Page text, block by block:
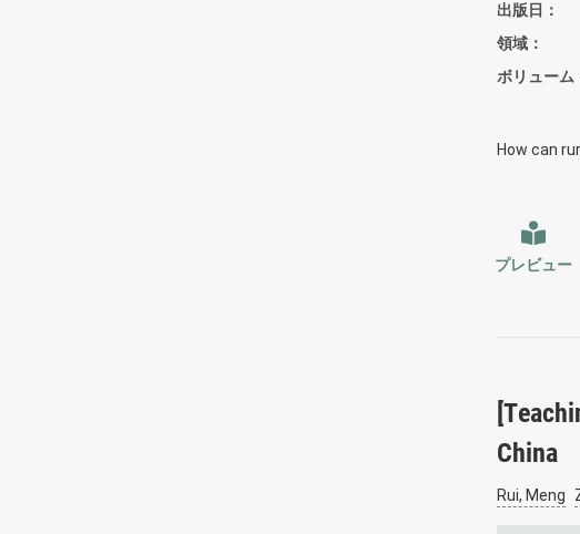
出版日
領域
ボリューム
How can
プレビュー
China
Rui, Meng